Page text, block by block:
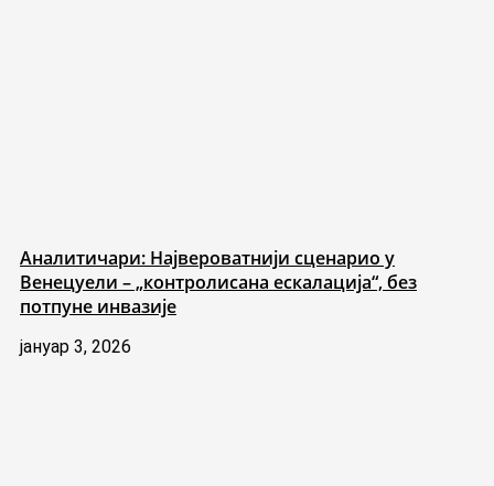
Аналитичари: Највероватнији сценарио у
Венецуели – „контролисана ескалација“, без
потпуне инвазије
јануар 3, 2026